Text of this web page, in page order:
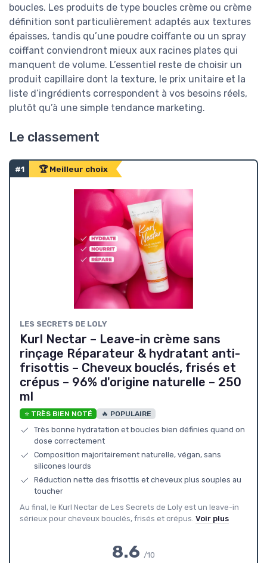
boucles. Les produits de type boucles crème ou crème
définition sont particulièrement adaptés aux textures
épaisses, tandis qu’une poudre coiffante ou un spray
coiffant conviendront mieux aux racines plates qui
manquent de volume. L’essentiel reste de choisir un
produit capillaire dont la texture, le prix unitaire et la
liste d’ingrédients correspondent à vos besoins réels,
plutôt qu’à une simple tendance marketing.
Le classement
#1 🏆 Meilleur choix
‎LES SECRETS DE LOLY
Kurl Nectar – Leave-in crème sans
rinçage Réparateur & hydratant anti-
frisottis – Cheveux bouclés, frisés et
crépus – 96% d'origine naturelle – 250
ml
⭐ TRÈS BIEN NOTÉ 🔥 POPULAIRE
Très bonne hydratation et boucles bien définies quand on
dose correctement
Composition majoritairement naturelle, végan, sans
silicones lourds
Réduction nette des frisottis et cheveux plus souples au
toucher
Au final, le Kurl Nectar de Les Secrets de Loly est un leave-in
sérieux pour cheveux bouclés, frisés et crépus. Voir plus
8.6 /10